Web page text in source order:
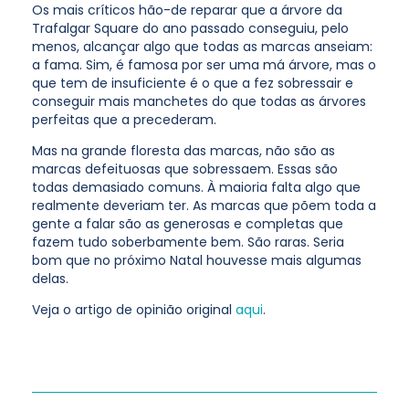
Os mais críticos hão-de reparar que a árvore da
Trafalgar Square do ano passado conseguiu, pelo
menos, alcançar algo que todas as marcas anseiam:
a fama. Sim, é famosa por ser uma má árvore, mas o
que tem de insuficiente é o que a fez sobressair e
conseguir mais manchetes do que todas as árvores
perfeitas que a precederam.
Mas na grande floresta das marcas, não são as
marcas defeituosas que sobressaem. Essas são
todas demasiado comuns. À maioria falta algo que
realmente deveriam ter. As marcas que põem toda a
gente a falar são as generosas e completas que
fazem tudo soberbamente bem. São raras. Seria
bom que no próximo Natal houvesse mais algumas
delas.
Veja o artigo de opinião original aqui.